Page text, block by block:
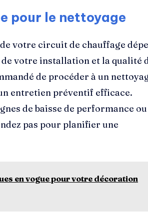
pour le nettoyage
votre circuit de chauffage
votre installation et la qualité
de procéder à un
entretien préventif efficace.
de baisse de performance
pas pour planifier une
en vogue pour votre décoration